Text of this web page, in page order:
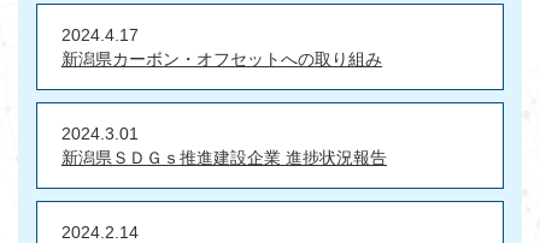
2024.4.17
新潟県カーボン・オフセットへの取り組み
2024.3.01
新潟県ＳＤＧｓ推進建設企業 進捗状況報告
2024.2.14